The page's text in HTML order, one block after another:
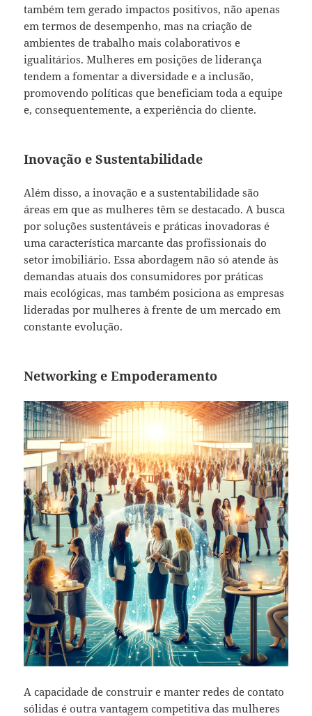
também tem gerado impactos positivos, não apenas
em termos de desempenho, mas na criação de
ambientes de trabalho mais colaborativos e
igualitários. Mulheres em posições de liderança
tendem a fomentar a diversidade e a inclusão,
promovendo políticas que beneficiam toda a equipe
e, consequentemente, a experiência do cliente.
Inovação e Sustentabilidade
Além disso, a inovação e a sustentabilidade são
áreas em que as mulheres têm se destacado. A busca
por soluções sustentáveis e práticas inovadoras é
uma característica marcante das profissionais do
setor imobiliário. Essa abordagem não só atende às
demandas atuais dos consumidores por práticas
mais ecológicas, mas também posiciona as empresas
lideradas por mulheres à frente de um mercado em
constante evolução.
Networking e Empoderamento
A capacidade de construir e manter redes de contato
sólidas é outra vantagem competitiva das mulheres